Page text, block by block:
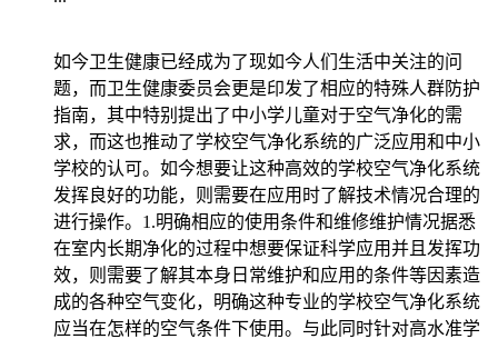
如今卫生健康已经成为了现如今人们生活中关注的问
题，而卫生健康委员会更是印发了相应的特殊人群防护
指南，其中特别提出了中小学儿童对于空气净化的需
求，而这也推动了学校空气净化系统的广泛应用和中小
学校的认可。如今想要让这种高效的学校空气净化系统
发挥良好的功能，则需要在应用时了解技术情况合理的
进行操作。1.明确相应的使用条件和维修维护情况据悉
在室内长期净化的过程中想要保证科学应用并且发挥功
效，则需要了解其本身日常维护和应用的条件等因素造
成的各种空气变化，明确这种专业的学校空气净化系统
应当在怎样的空气条件下使用。与此同时针对高水准学